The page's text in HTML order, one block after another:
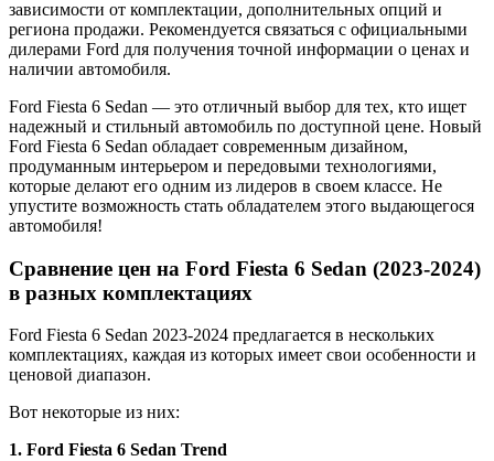
зависимости от комплектации, дополнительных опций и
региона продажи. Рекомендуется связаться с официальными
дилерами Ford для получения точной информации о ценах и
наличии автомобиля.
Ford Fiesta 6 Sedan — это отличный выбор для тех, кто ищет
надежный и стильный автомобиль по доступной цене. Новый
Ford Fiesta 6 Sedan обладает современным дизайном,
продуманным интерьером и передовыми технологиями,
которые делают его одним из лидеров в своем классе. Не
упустите возможность стать обладателем этого выдающегося
автомобиля!
Сравнение цен на Ford Fiesta 6 Sedan (2023-2024)
в разных комплектациях
Ford Fiesta 6 Sedan 2023-2024 предлагается в нескольких
комплектациях, каждая из которых имеет свои особенности и
ценовой диапазон.
Вот некоторые из них:
1. Ford Fiesta 6 Sedan Trend